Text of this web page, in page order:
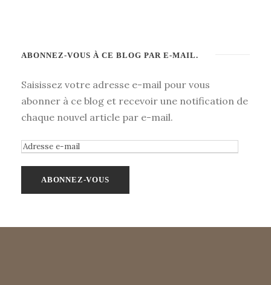
ABONNEZ-VOUS À CE BLOG PAR E-MAIL.
Saisissez votre adresse e-mail pour vous
abonner à ce blog et recevoir une notification de
chaque nouvel article par e-mail.
A
e
s